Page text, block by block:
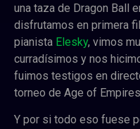
una taza de Dragon Ball
disfrutamos en primera
pianista Elesky, vimos
curradísimos y nos
fuimos testigos en
torneo de Age of Empires
Y por si todo eso fuese